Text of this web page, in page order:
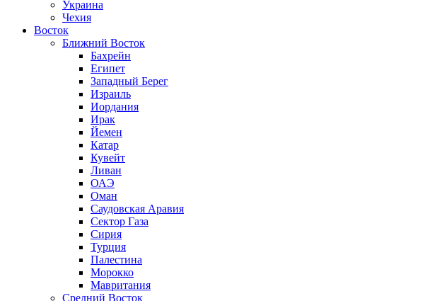
Украина
Чехия
Восток
Ближний Восток
Бахрейн
Египет
Западный Берег
Израиль
Иордания
Ирак
Йемен
Катар
Кувейт
Ливан
ОАЭ
Оман
Саудовская Аравия
Сектор Газа
Сирия
Турция
Палестина
Морокко
Мавритания
Средний Восток